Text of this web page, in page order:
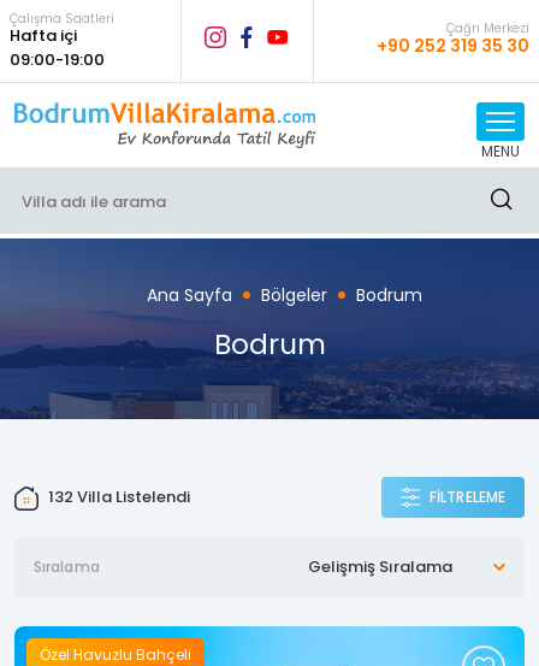
Çalışma Saatleri
Hafta içi
09:00-19:00
Çağrı Merkezi
+90 252 319 35 30
MENU
Ana Sayfa Bölgeler Bodrum
Bodrum
132 Villa Listelendi FİLTRELEME
Sıralama
Özel Havuzlu Bahçeli